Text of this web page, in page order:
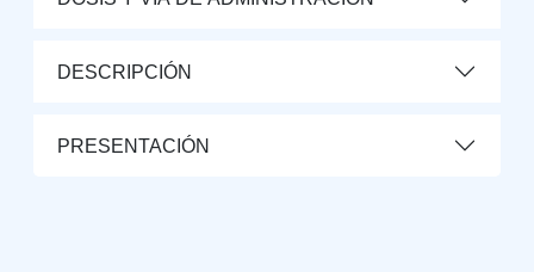
DESCRIPCIÓN
PRESENTACIÓN